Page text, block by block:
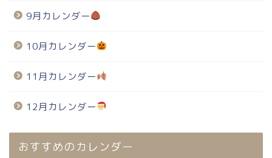
9月カレンダー
10月カレンダー
11月カレンダー
12月カレンダー
おすすめのカレンダー